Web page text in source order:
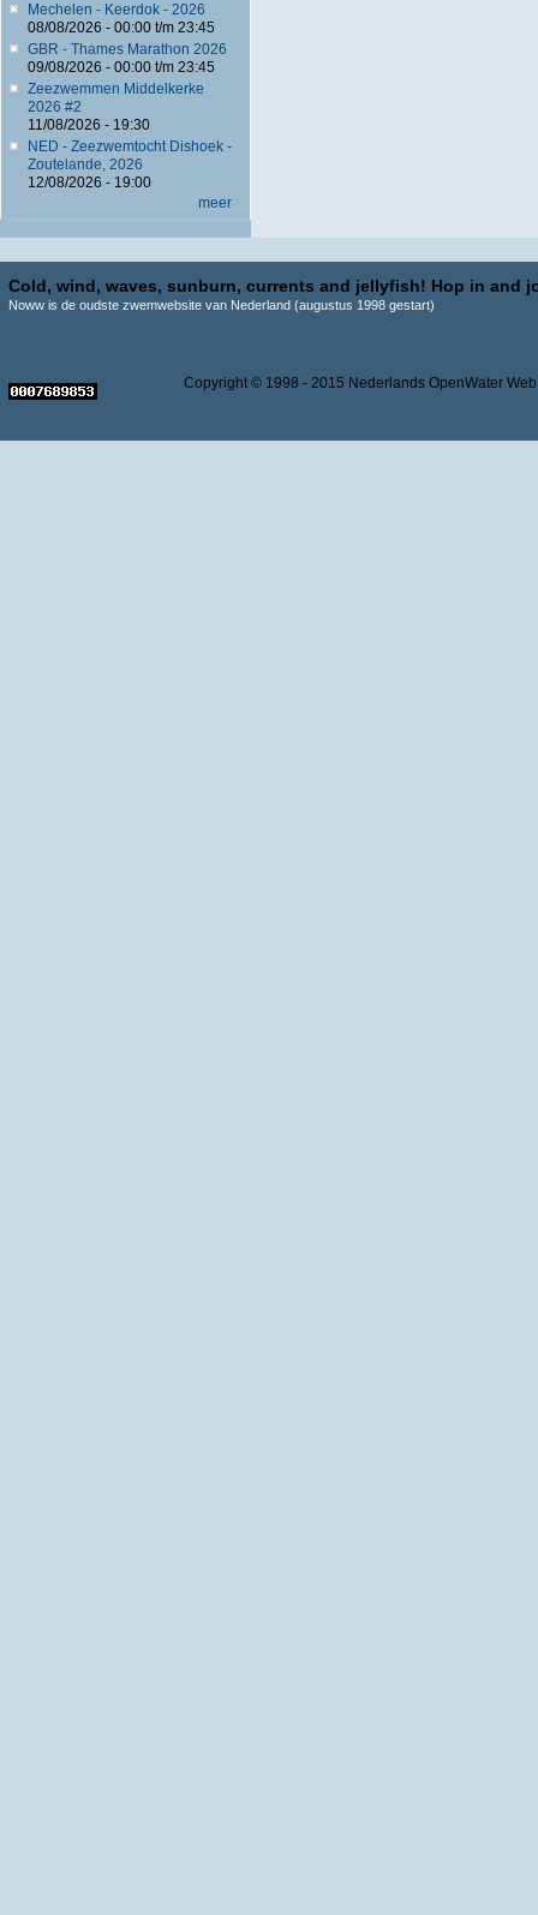
Mechelen - Keerdok - 2026
08/08/2026 - 00:00t/m 23:45
GBR - Thames Marathon 2026
09/08/2026 - 00:00t/m 23:45
Zeezwemmen Middelkerke
2026 #2
11/08/2026 - 19:30
NED - Zeezwemtocht Dishoek -
Zoutelande, 2026
12/08/2026 - 19:00
meer
Cold, wind, waves, sunburn, currents and jellyfish! Hop in and
Noww is de oudste zwemwebsite van Nederland (augustus 1998 gestart)
Copyright © 1998 - 2015 Nederlands OpenWater